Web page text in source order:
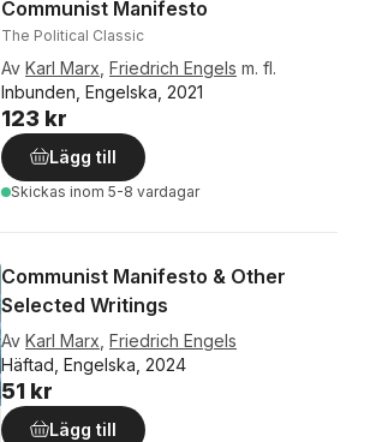
Communist Manifesto
The Political Classic
Av Karl Marx Friedrich Engels m. fl.
Inbunden, Engelska, 2021
123 kr
Lägg till
Skickas inom 5-8 vardagar
Communist Manifesto & Other
Selected Writings
Av Karl Marx Friedrich Engels
Häftad, Engelska, 2024
51 kr
Lägg till